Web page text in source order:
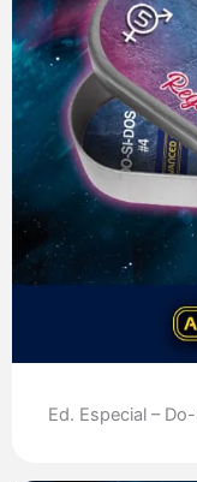
Ed. Especial –